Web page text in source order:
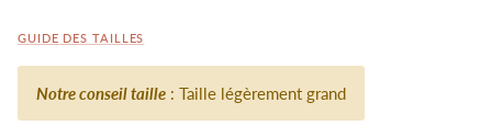
GUIDE DES TAILLES
Notre conseil taille : Taille légèrement grand